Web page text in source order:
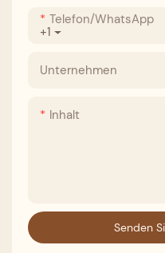
+1
Telefon/WhatsApp
Unternehmen
Inhalt
Senden